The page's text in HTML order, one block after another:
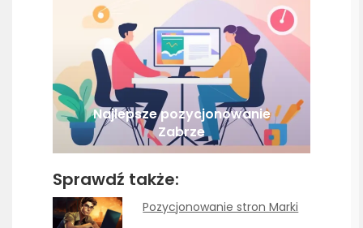
Najlepsze pozycjonowanie
Zabrze
Sprawdź także:
Pozycjonowanie stron Marki